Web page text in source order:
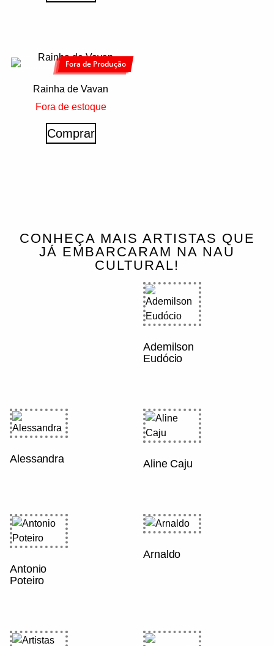
Fora de Produção
Rainha de Vavan
Fora de estoque
Comprar
CONHEÇA MAIS ARTISTAS QUE
JÁ EMBARCARAM NA NAU
CULTURAL!
Ademilson
Eudócio
Alessandra Aline Caju
Antonio
Poteiro
Arnaldo